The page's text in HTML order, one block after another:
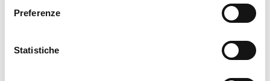
Preferenze
Statistiche